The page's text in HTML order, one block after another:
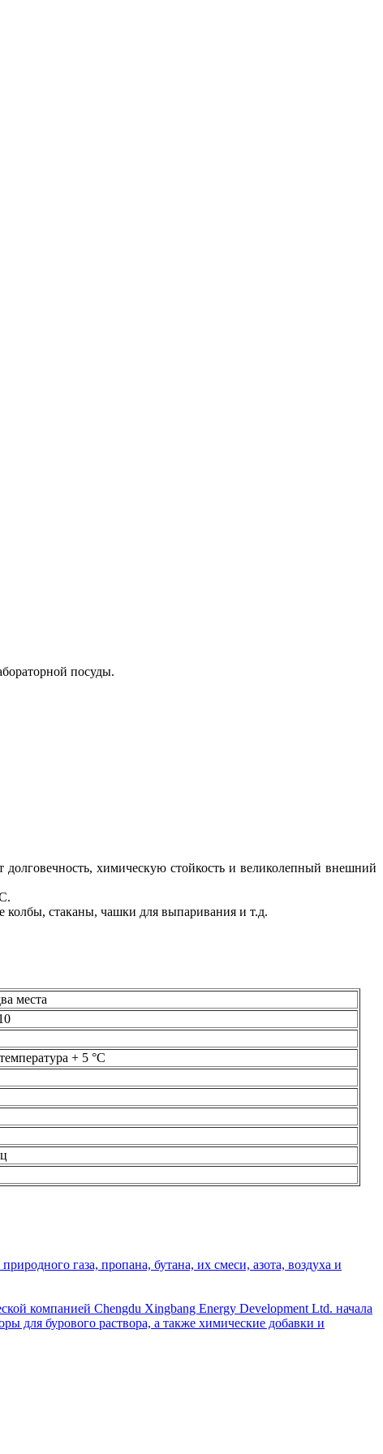
посуды.
химическую стойкость и великолепный внешний
стаканы, чашки для выпаривания и т.д.
места
+ 5 °С
газа, пропана, бутана, их смеси, азота, воздуха и
компанией Chengdu Xingbang Energy Development Ltd. начала
для бурового раствора, а также химические добавки и